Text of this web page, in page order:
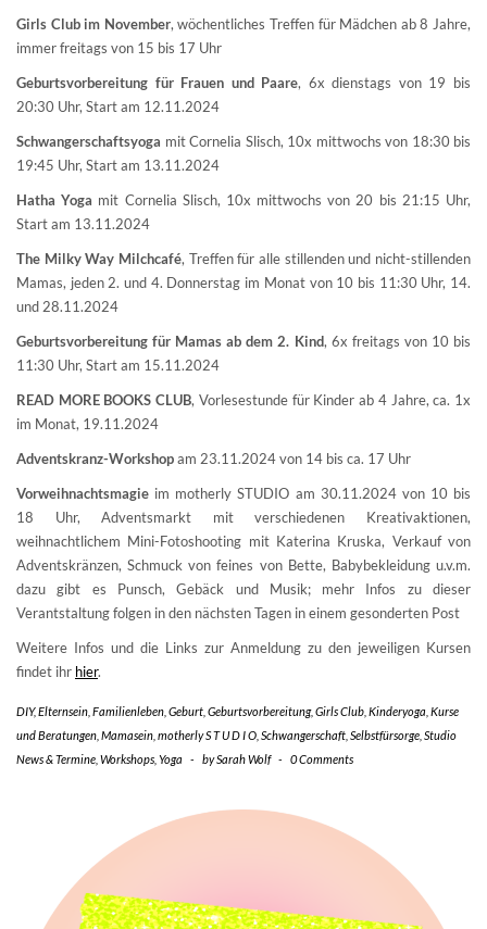
Girls Club im November, wöchentliches Treffen für Mädchen ab 8 Jahre,
immer freitags von 15 bis 17 Uhr
Geburtsvorbereitung für Frauen und Paare, 6x dienstags von 19 bis
20:30 Uhr, Start am 12.11.2024
Schwangerschaftsyoga mit Cornelia Slisch, 10x mittwochs von 18:30 bis
19:45 Uhr, Start am 13.11.2024
Hatha Yoga mit Cornelia Slisch, 10x mittwochs von 20 bis 21:15 Uhr,
Start am 13.11.2024
The Milky Way Milchcafé, Treffen für alle stillenden und nicht-stillenden
Mamas, jeden 2. und 4. Donnerstag im Monat von 10 bis 11:30 Uhr, 14.
und 28.11.2024
Geburtsvorbereitung für Mamas ab dem 2. Kind, 6x freitags von 10 bis
11:30 Uhr, Start am 15.11.2024
READ MORE BOOKS CLUB, Vorlesestunde für Kinder ab 4 Jahre, ca. 1x
im Monat, 19.11.2024
Adventskranz-Workshopam 23.11.2024 von 14 bis ca. 17 Uhr
Vorweihnachtsmagie im motherly STUDIO am 30.11.2024 von 10 bis
18 Uhr, Adventsmarkt mit verschiedenen Kreativaktionen,
weihnachtlichem Mini-Fotoshooting mit Katerina Kruska, Verkauf von
Adventskränzen, Schmuck von feines von Bette, Babybekleidung u.v.m.
dazu gibt es Punsch, Gebäck und Musik; mehr Infos zu dieser
Verantstaltung folgen in den nächsten Tagen in einem gesonderten Post
Weitere Infos und die Links zur Anmeldung zu den jeweiligen Kursen
findet ihr hier.
DIY,Elternsein Familienleben Geburt Geburtsvorbereitung, Girls Club Kinderyoga Kurse
und Beratungen Mamasein motherly S T U D I O Schwangerschaft Selbstfürsorge Studio
News & Termine Workshops Yoga - bySarah Wolf - 0 Comments